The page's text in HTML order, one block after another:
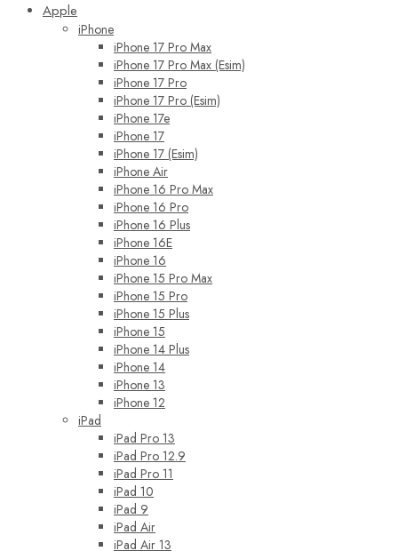
Apple
iPhone
iPhone 17 Pro Max
iPhone 17 Pro Max (Esim)
iPhone 17 Pro
iPhone 17 Pro (Esim)
iPhone 17e
iPhone 17
iPhone 17 (Esim)
iPhone Air
iPhone 16 Pro Max
iPhone 16 Pro
iPhone 16 Plus
iPhone 16E
iPhone 16
iPhone 15 Pro Max
iPhone 15 Pro
iPhone 15 Plus
iPhone 15
iPhone 14 Plus
iPhone 14
iPhone 13
iPhone 12
iPad
iPad Pro 13
iPad Pro 12.9
iPad Pro 11
iPad 10
iPad 9
iPad Air
iPad Air 13